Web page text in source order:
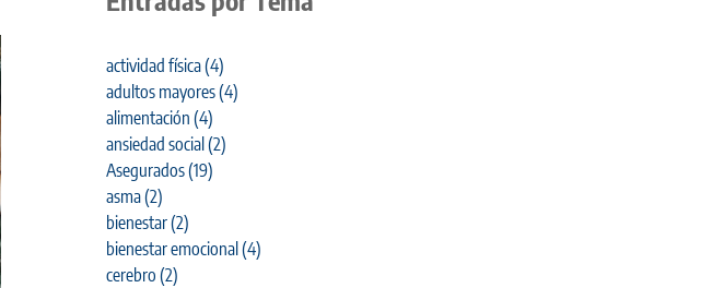
actividad física(4)
adultos mayores(4)
alimentación (4)
ansiedad social(2)
Asegurados(19)
asma(2)
bienestar(2)
bienestar emocional(4)
cerebro (2)